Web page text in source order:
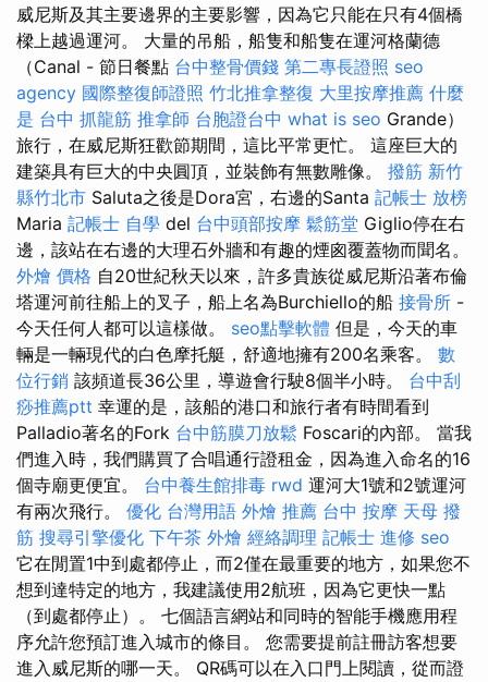
威尼斯及其主要邊界的主要影響，因為它只能在只有4個橋
樑上越過運河。 大量的吊船，船隻和船隻在運河格蘭德
（Canal - 節日餐點 台中整骨價錢 第二專長證照 seo
agency 國際整復師證照 竹北推拿整復 大里按摩推薦 什麼
是 台中 抓龍筋 推拿師 台胞證台中 what is seo Grande）
旅行，在威尼斯狂歡節期間，這比平常更忙。 這座巨大的
建築具有巨大的中央圓頂，並裝飾有無數雕像。 撥筋 新竹
縣竹北市 Saluta之後是Dora宮，右邊的Santa 記帳士 放榜
Maria 記帳士 自學 del 台中頭部按摩 鬆筋堂 Giglio停在右
邊，該站在右邊的大理石外牆和有趣的煙囪覆蓋物而聞名。
外燴 價格 自20世紀秋天以來，許多貴族從威尼斯沿著布倫
塔運河前往船上的叉子，船上名為Burchiello的船 接骨所 -
今天任何人都可以這樣做。 seo點擊軟體 但是，今天的車
輛是一輛現代的白色摩托艇，舒適地擁有200名乘客。 數
位行銷 該頻道長36公里，導遊會行駛8個半小時。 台中刮
痧推薦ptt 幸運的是，該船的港口和旅行者有時間看到
Palladio著名的Fork 台中筋膜刀放鬆 Foscari的內部。 當我
們進入時，我們購買了合唱通行證租金，因為進入命名的16
個寺廟更便宜。 台中養生館排毒 rwd 運河大1號和2號運河
有兩次飛行。 優化 台灣用語 外燴 推薦 台中 按摩 天母 撥
筋 搜尋引擎優化 下午茶 外燴 經絡調理 記帳士 進修 seo
它在閒置1中到處都停止，而2僅在最重要的地方，如果您不
想到達特定的地方，我建議使用2航班，因為它更快一點
（到處都停止）。 七個語言網站和同時的智能手機應用程
序允許您預訂進入城市的條目。 您需要提前註冊訪客想要
進入威尼斯的哪一天。 QR碼可以在入口門上閱讀，從而證